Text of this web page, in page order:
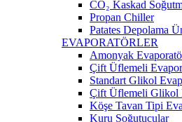
CO₂ Kaskad
Propan Chiller
Patates Depolama
EVAPORATÖRLER
Amonyak
Çift Üflemeli
Standart Glikol
Çift Üflemeli Glikol
Köşe Tavan Tipi
Kuru Soğutucular